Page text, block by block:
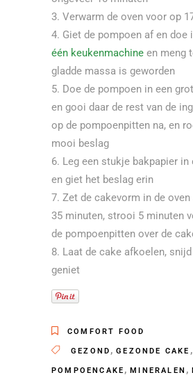
Verwarm de oven voor op
Giet de pompoen af en doe
één keukenmachine en meng
gladde massa is geworden
Doe de pompoen in een
en gooi daar de rest van de
op de pompoenpitten na, en
mooi beslag
Leg een stukje bakpapier in
en giet het beslag erin
Zet de cakevorm in de
35 minuten, strooi 5 minuten
de pompoenpitten over de
Laat de cake afkoelen,
geniet
COMFORT FOOD
GEZOND ,GEZONDE CAKE ,
POMPOENCAKE ,MINERALEN ,